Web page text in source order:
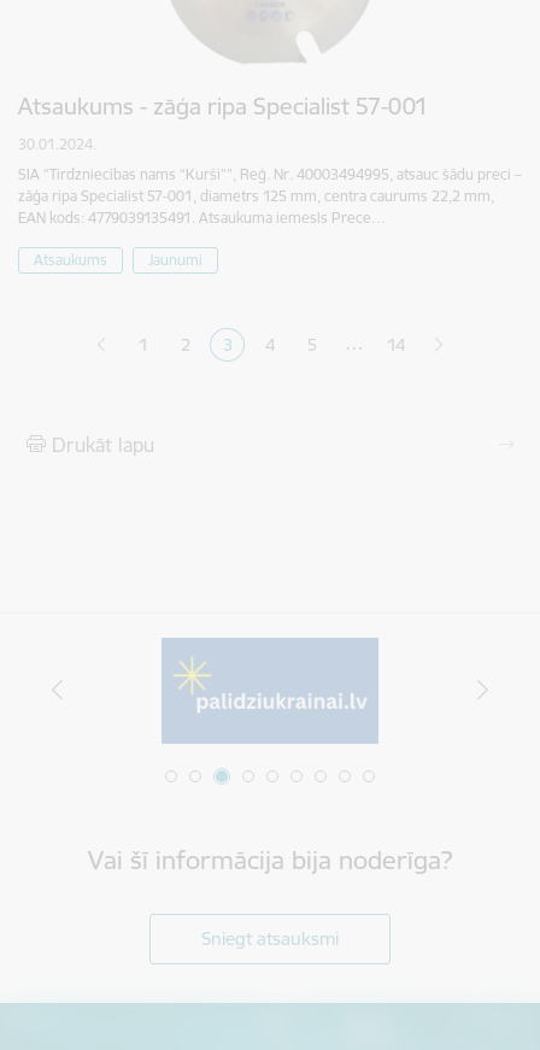
Atsaukums - zāģa ripa Specialist 57-001
30.01.2024.
SIA “Tirdzniecības nams “Kurši””, Reģ. Nr. 40003494995, atsauc šādu preci –
zāģa ripa Specialist 57-001, diametrs 125 mm, centra caurums 22,2 mm,
EAN kods: 4779039135491. Atsaukuma iemesls Prece…
Atsaukums Jaunumi
Lapa
1 Lapa
2 Pašreizējā lapa
3 Lapa
4 Lapa
5 … 14
Drukāt lapu
Vai šī informācija bija noderīga?
Sniegt atsauksmi